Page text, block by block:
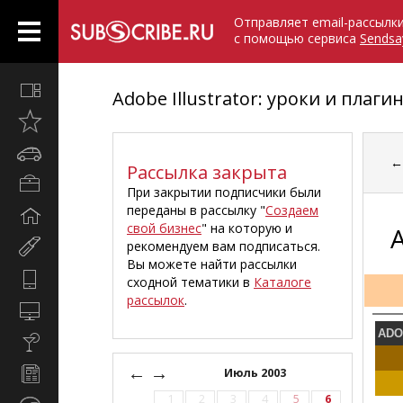
Отправляет email-рассылки
с помощью сервиса
недавно
Компьютеры
Культура,
Adobe Illustrator: уроки и
Рассылка закрыта
При закрытии подписчики были
переданы в рассылку "Создаем
свой бизнес" на которую и
рекомендуем вам подписаться.
Вы можете найти рассылки
сходной тематики в Каталоге
рассылок.
← Июль 2003
→
1 2 3 4 5
6
←